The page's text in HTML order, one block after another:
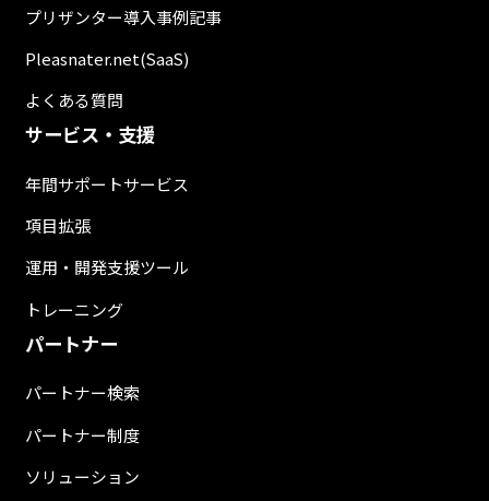
プリザンター導入事例記事
Pleasnater.net(SaaS)
よくある質問
サービス・支援
年間サポートサービス
項目拡張
運用・開発支援ツール
トレーニング
パートナー
パートナー検索
パートナー制度
ソリューション